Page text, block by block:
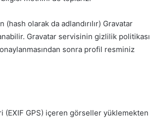
olarak da adlandırılır) Gravatar
Gravatar servisinin gizlilik politikası
sonra profil resminiz
GPS) içeren görseller yüklemekten